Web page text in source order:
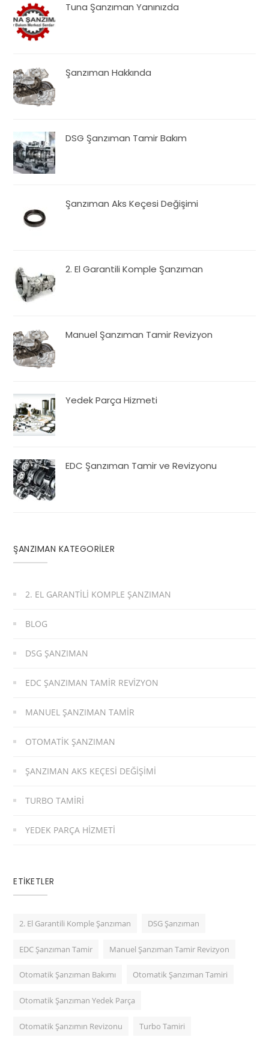
Tuna Şanzıman Yanınızda
Şanzıman Hakkında
DSG Şanzıman Tamir Bakım
Şanzıman Aks Keçesi Değişimi
2. El Garantili Komple Şanzıman
Manuel Şanzıman Tamir Revizyon
Yedek Parça Hizmeti
EDC Şanzıman Tamir ve Revizyonu
ŞANZIMAN KATEGORİLER
2. EL GARANTILI KOMPLE ŞANZIMAN
BLOG
DSG ŞANZIMAN
EDC ŞANZIMAN TAMIR REVIZYON
MANUEL ŞANZIMAN TAMIR
OTOMATIK ŞANZIMAN
ŞANZIMAN AKS KEÇESI DEĞIŞIMI
TURBO TAMIRI
YEDEK PARÇA HIZMETI
ETIKETLER
2. El Garantili Komple Şanzıman DSG Şanzıman
EDC Şanzıman Tamir Manuel Şanzıman Tamir Revizyon
Otomatik Şanzıman Bakımı Otomatik Şanzıman Tamiri
Otomatik Şanzıman Yedek Parça
Otomatik Şanzımın Revizonu Turbo Tamiri